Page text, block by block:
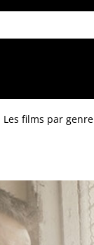
Les films par genre